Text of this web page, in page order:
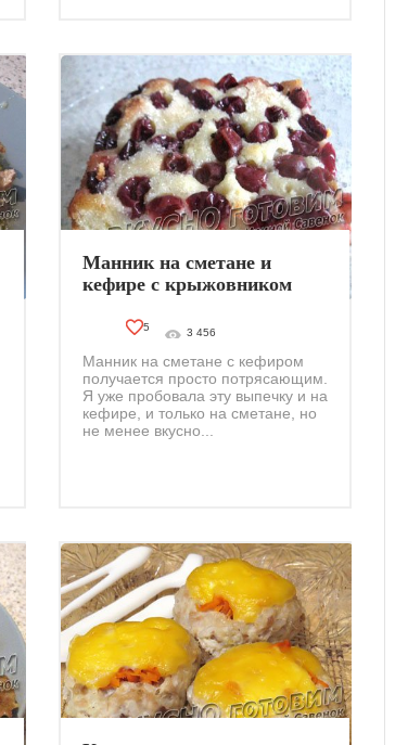
Манник на сметане и
кефире с крыжовником
5 3 456
Манник на сметане с кефиром
получается просто потрясающим.
Я уже пробовала эту выпечку и на
кефире, и только на сметане, но
не менее вкусно...